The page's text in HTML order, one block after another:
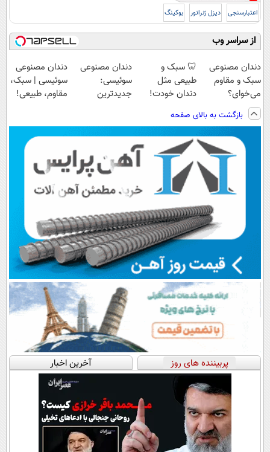
اعتبارسنجی دیزل ژنراتور بوکینگ
از سراسر وب
دندان مصنوعی
سبک و مقاوم
می‌خوای؟
پرداخت اقساطی
هم داریم!😍 |
📍تهران
🦷 سبک و
طبیعی مثل
دندان خودت!
پرداخت اقساطی
💳 📍 تهران
دندان مصنوعی
سوئیسی:
جدیدترین
پرداخت قسطی
دندان مصنوعی
سوئیسی | سبک،
مقاوم، طبیعی!
اقساطی😍
بازگشت به بالای صفحه
پربیننده های روز آخرین اخبار